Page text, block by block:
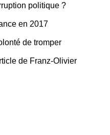
politique ?
en 2017
de tromper
de Franz-Olivier